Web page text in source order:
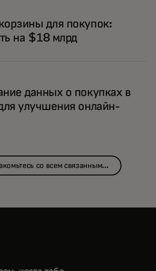
для покупок:
на $18 млрд
данных о покупках в
улучшения онлайн-
со всем связанным